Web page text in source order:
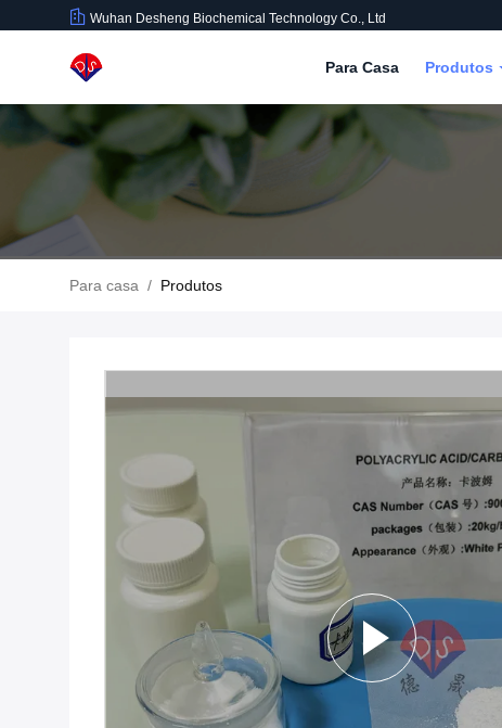
Wuhan Desheng Biochemical Technology Co., Ltd
Para Casa Produtos
Para casa / Produtos